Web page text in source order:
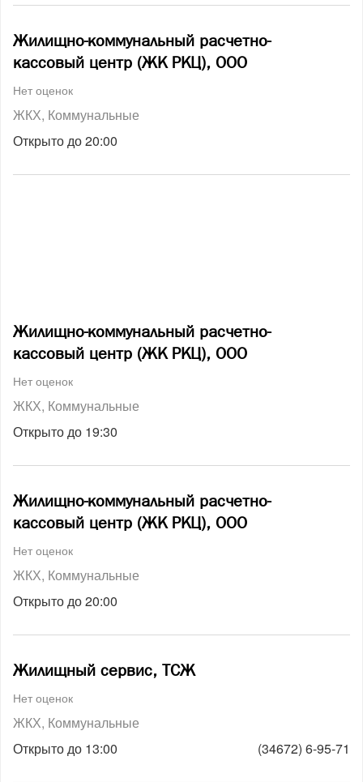
Жилищно-коммунальный расчетно-
кассовый центр (ЖК РКЦ), ООО
Нет оценок
ЖКХ Коммунальные
Открыто до 20:00
Жилищно-коммунальный расчетно-
кассовый центр (ЖК РКЦ), ООО
Нет оценок
ЖКХ Коммунальные
Открыто до 19:30
Жилищно-коммунальный расчетно-
кассовый центр (ЖК РКЦ), ООО
Нет оценок
ЖКХ Коммунальные
Открыто до 20:00
Жилищный сервис, ТСЖ
Нет оценок
ЖКХ Коммунальные
Открыто до 13:00
(34672) 6-95-71